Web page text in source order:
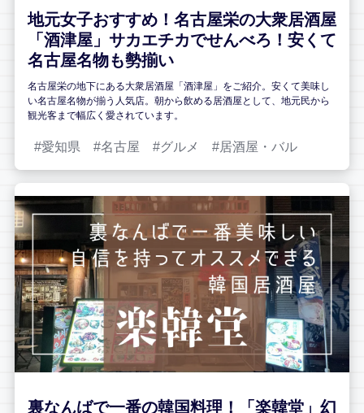
地元女子おすすめ！名古屋栄の大衆居酒屋
「酒津屋」サカエチカでせんべろ！安くて
名古屋名物も勢揃い
名古屋栄の地下にある大衆居酒屋「酒津屋」をご紹介。安くて美味し
い名古屋名物が揃う人気店。朝から飲める居酒屋として、地元民から
観光客まで幅広く愛されています。
愛知県 名古屋 グルメ 居酒屋・バル
裏なんばで一番の韓国料理！「楽韓堂」幻